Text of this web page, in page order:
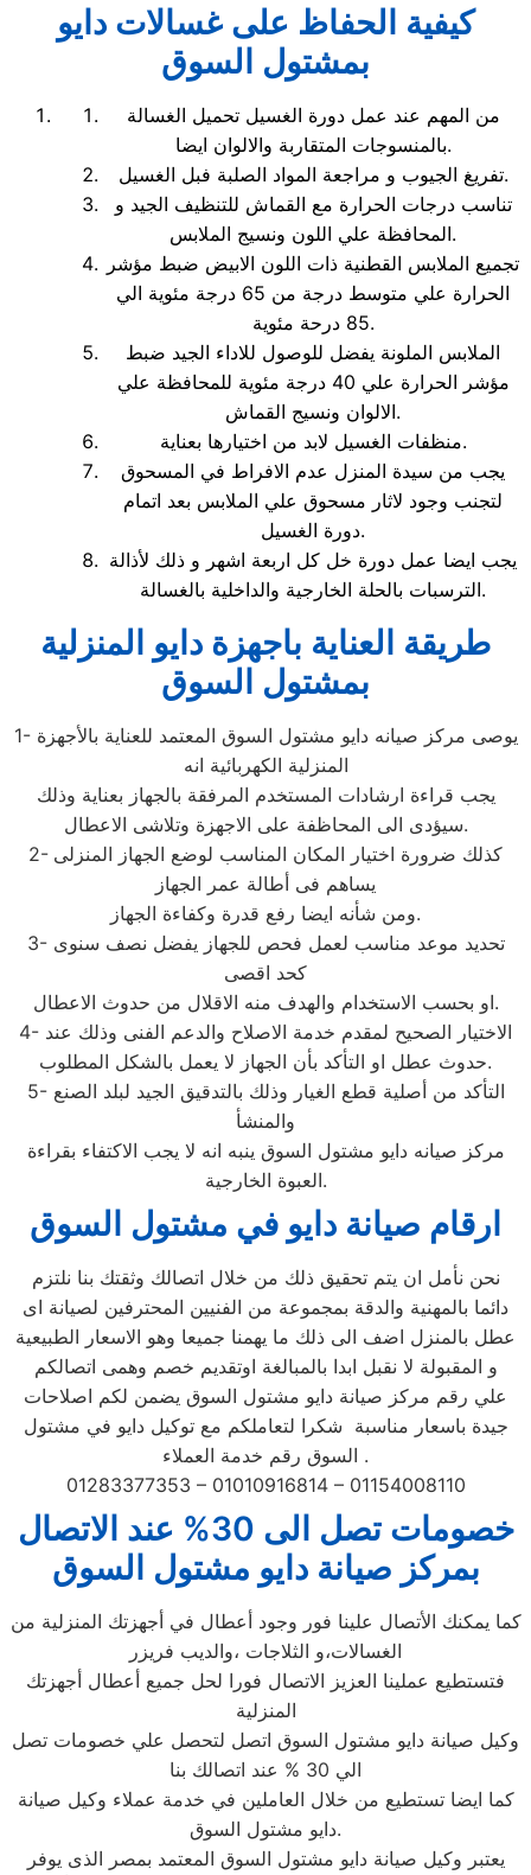
كيفية الحفاظ على غسالات دايو
بمشتول السوق
من المهم عند عمل دورة الغسيل تحميل الغسالة
بالمنسوجات المتقاربة والالوان ايضا.
تفريغ الجيوب و مراجعة المواد الصلبة فبل الغسيل.
تناسب درجات الحرارة مع القماش للتنظيف الجيد و
المحافظة علي اللون ونسيج الملابس.
تجميع الملابس القطنية ذات اللون الابيض ضبط مؤشر
الحرارة علي متوسط درجة من 65 درجة مئوية الي
85 درحة مئوية.
الملابس الملونة يفضل للوصول للاداء الجيد ضبط
مؤشر الحرارة علي 40 درجة مئوية للمحافظة علي
الالوان ونسيج القماش.
منظفات الغسيل لابد من اختيارها بعناية.
يجب من سيدة المنزل عدم الافراط في المسحوق
لتجنب وجود لاثار مسحوق علي الملابس بعد اتمام
دورة الغسيل.
يجب ايضا عمل دورة خل كل اربعة اشهر و ذلك لأذالة
الترسبات بالحلة الخارجية والداخلية بالغسالة.
طريقة العناية باجهزة دايو المنزلية
بمشتول السوق
1- يوصى مركز صيانه دايو مشتول السوق المعتمد للعناية بالأجهزة
المنزلية الكهربائية انه
يجب قراءة ارشادات المستخدم المرفقة بالجهاز بعناية وذلك
سيؤدى الى المحاظفة على الاجهزة وتلاشى الاعطال.
2- كذلك ضرورة اختيار المكان المناسب لوضع الجهاز المنزلى
يساهم فى أطالة عمر الجهاز
ومن شأنه ايضا رفع قدرة وكفاءة الجهاز.
3- تحديد موعد مناسب لعمل فحص للجهاز يفضل نصف سنوى
كحد اقصى
او بحسب الاستخدام والهدف منه الاقلال من حدوث الاعطال.
4- الاختيار الصحيح لمقدم خدمة الاصلاح والدعم الفنى وذلك عند
حدوث عطل او التأكد بأن الجهاز لا يعمل بالشكل المطلوب.
5- التأكد من أصلية قطع الغيار وذلك بالتدقيق الجيد لبلد الصنع
والمنشأ
مركز صيانه دايو مشتول السوق ينبه انه لا يجب الاكتفاء بقراءة
العبوة الخارجية.
ارقام صيانة دايو في مشتول السوق
نحن نأمل ان يتم تحقيق ذلك من خلال اتصالك وثقتك بنا نلتزم
دائما بالمهنية والدقة بمجموعة من الفنيين المحترفين لصيانة اى
عطل بالمنزل اضف الى ذلك ما يهمنا جميعا وهو الاسعار الطبيعية
و المقبولة لا نقبل ابدا بالمبالغة اوتقديم خصم وهمى اتصالكم
علي رقم مركز صيانة دايو مشتول السوق يضمن لكم اصلاحات
جيدة باسعار مناسبة شكرا لتعاملكم مع توكيل دايو في مشتول
السوق رقم خدمة العملاء .
01283377353 – 01010916814 – 01154008110
خصومات تصل الى 30% عند الاتصال
بمركز صيانة دايو مشتول السوق
كما يمكنك الأتصال علينا فور وجود أعطال في أجهزتك المنزلية من
الغسالات،و الثلاجات ،والديب فريزر
فتستطيع عملينا العزيز الاتصال فورا لحل جميع أعطال أجهزتك
المنزلية
وكيل صيانة دايو مشتول السوق اتصل لتحصل علي خصومات تصل
الي 30 % عند اتصالك بنا
كما ايضا تستطيع من خلال العاملين في خدمة عملاء وكيل صيانة
دايو مشتول السوق.
يعتبر وكيل صيانة دايو مشتول السوق المعتمد بمصر الذى يوفر